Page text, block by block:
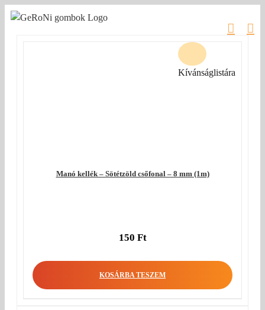
Kihagyás
Manó kellék – Sötétzöld csőfonal – 8 mm (1m)
150 Ft
KOSÁRBA TESZEM
Kívánságlistára